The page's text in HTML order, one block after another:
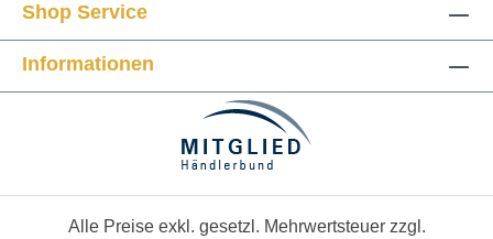
Shop Service
Informationen
Alle Preise exkl. gesetzl. Mehrwertsteuer zzgl.